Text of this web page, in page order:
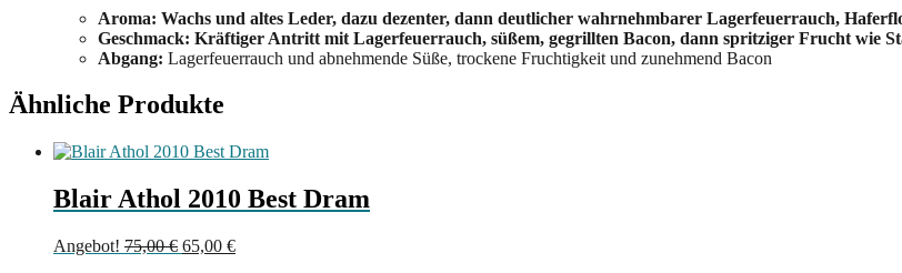
Aroma: Wachs und altes Leder, dazu dezenter, dann deutlicher wahrnehmbarer Lagerfeuerrauch,
Geschmack: Kräftiger Antritt mit Lagerfeuerrauch, süßem, gegrillten Bacon, dann spritziger Frucht wie
Abgang: Lagerfeuerrauch und abnehmende Süße, trockene Fruchtigkeit und zunehmend Bacon
Ähnliche Produkte
Blair Athol 2010 Best Dram
Angebot! 75,00€ Ursprünglicher
65,00 €Aktueller